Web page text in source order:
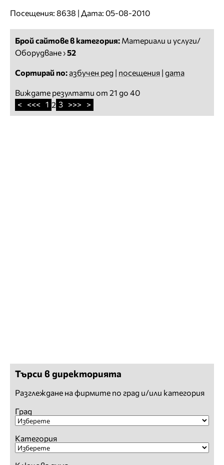
Посещения: 8638 | Дата: 05-08-2010
Брой сайтове в категория: Материали и услуги/
Оборудване›52
Сортирай по: азбучен ред | посещения | дата
Виждате резултати от 21 до 40
< <<< 1 2 3 >>> >
Търси в директорията
Разглеждане на фирмите по град и/или категория
Град
Категория